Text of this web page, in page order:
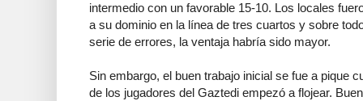
intermedio con un favorable 15-10. Los locales
a su dominio en la línea de tres cuartos y sobre
serie de errores, la ventaja habría sido mayor.
Sin embargo, el buen trabajo inicial se fue a pique
de los jugadores del Gaztedi empezó a flojear.